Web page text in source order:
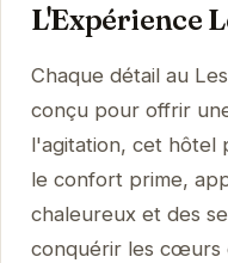
L'Expérience
Chaque détail au
conçu pour offrir
l'agitation, cet hôtel
le confort prime,
chaleureux et des
conquérir les cœurs